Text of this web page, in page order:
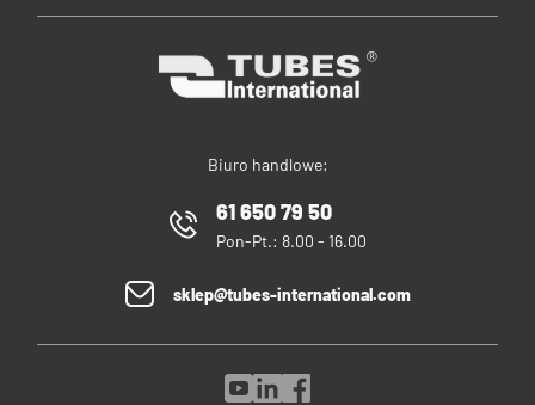
Biuro handlowe:
61 650 79 50
Pon-Pt.: 8.00 - 16.00
sklep@tubes-international.com